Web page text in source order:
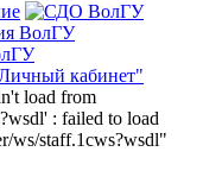
ВолГУ
кабинет"
load from
: failed to load
ws/staff.1cws?wsdl"